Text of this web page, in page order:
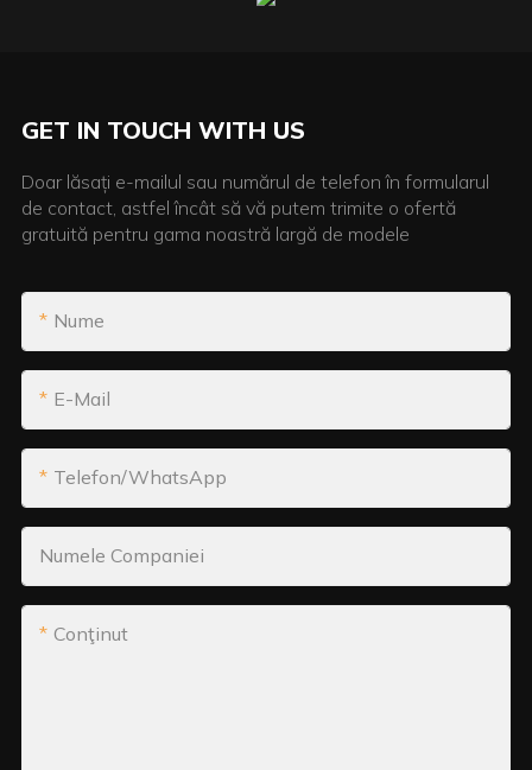
GET IN TOUCH WITH US
Doar lăsați e-mailul sau numărul de telefon în formularul
de contact, astfel încât să vă putem trimite o ofertă
gratuită pentru gama noastră largă de modele
Nume
E-Mail
Telefon/WhatsApp
Numele Companiei
Conţinut